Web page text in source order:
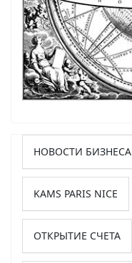
НОВОСТИ БИЗНЕСА
KAMS PARIS NICE
ОТКРЫТИЕ СЧЕТА